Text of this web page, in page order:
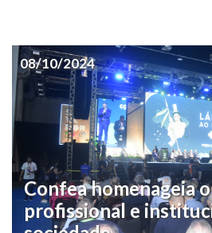
08/10/2024
Confea homenageia
profissional e